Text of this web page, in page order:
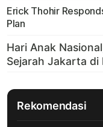
Erick Thohir
Plan
Rekomendasi